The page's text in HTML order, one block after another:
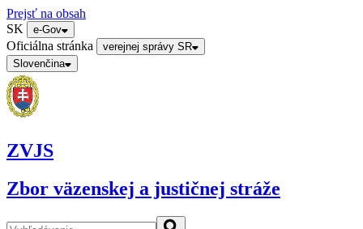
Prejsť na obsah
SK
e-Gov
Oficiálna stránka
verejnej správy SR
Slovenčina
ZVJS
Zbor väzenskej a justičnej stráže